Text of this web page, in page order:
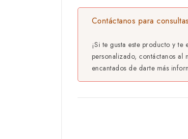
Contáctanos para
¡Si te gusta este producto y te
personalizado, contáctanos al
encantados de darte más